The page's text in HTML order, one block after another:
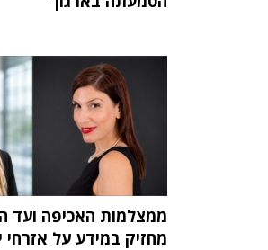
ממצלמות האכיפה ועד
מחזיק במידע על אזרחי